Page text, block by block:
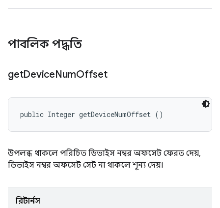
পাবলিক পদ্ধতি
getDeviceNumOffset
public Integer getDeviceNumOffset ()
উপলব্ধ থাকলে পরিচিত ডিভাইস নম্বর অফসেট ফেরত দেয়,
ডিভাইস নম্বর অফসেট সেট না থাকলে শূন্য দেয়।
রিটার্নস